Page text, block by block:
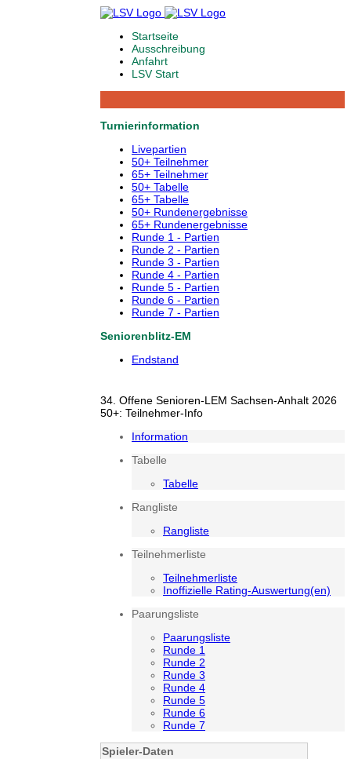
Startseite
Ausschreibung
Anfahrt
LSV Start
Turnierinformation
Livepartien
50+ Teilnehmer
65+ Teilnehmer
50+ Tabelle
65+ Tabelle
50+ Rundenergebnisse
65+ Rundenergebnisse
Runde 1 - Partien
Runde 2 - Partien
Runde 3 - Partien
Runde 4 - Partien
Runde 5 - Partien
Runde 6 - Partien
Runde 7 - Partien
Seniorenblitz-EM
Endstand
34. Offene Senioren-LEM Sachsen-Anhalt 2026
50+: Teilnehmer-Info
Information
Tabelle
Tabelle
Rangliste
Rangliste
Teilnehmerliste
Teilnehmerliste
Inoffizielle Rating-Auswertung(en)
Paarungsliste
Paarungsliste
Runde 1
Runde 2
Runde 3
Runde 4
Runde 5
Runde 6
Runde 7
Spieler-Daten